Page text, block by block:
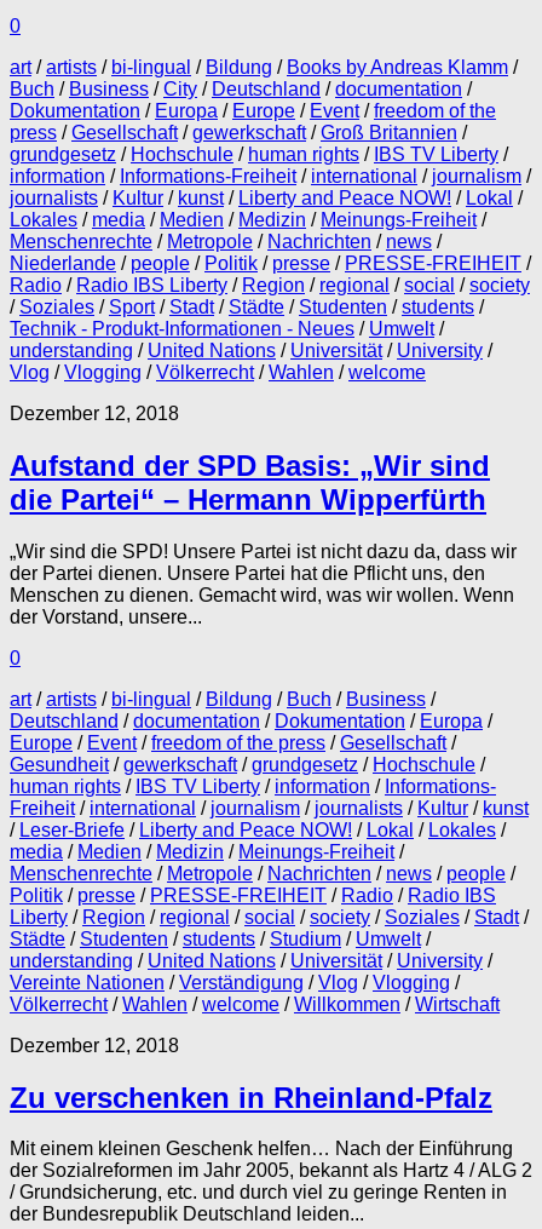
0
art/artists / bi-lingual / Bildung / Books by Andreas Klamm /
Buch / Business /City / Deutschland /documentation /
Dokumentation / Europa / Europe / Event/freedom of the
press /Gesellschaft/gewerkschaft/Groß Britannien /
grundgesetz / Hochschule / human rights / IBS TV Liberty /
information / Informations-Freiheit/ international / journalism /
journalists / Kultur / kunst/ Liberty and Peace NOW! / Lokal /
Lokales / media / Medien / Medizin / Meinungs-Freiheit/
Menschenrechte / Metropole / Nachrichten / news /
Niederlande / people / Politik / presse / PRESSE-FREIHEIT /
Radio / Radio IBS Liberty / Region / regional /social /society
/ Soziales / Sport/ Stadt/ Städte / Studenten /students /
Technik - Produkt-Informationen - Neues / Umwelt/
understanding / United Nations / Universität/ University /
Vlog /Vlogging /Völkerrecht/Wahlen /welcome
Dezember 12, 2018
Aufstand der SPD Basis: „Wir sind
die Partei“ – Hermann Wipperfürth
„Wir sind die SPD! Unsere Partei ist nicht dazu da, dass wir
der Partei dienen. Unsere Partei hat die Pflicht uns, den
Menschen zu dienen. Gemacht wird, was wir wollen. Wenn
der Vorstand, unsere...
0
art/artists / bi-lingual / Bildung / Buch / Business /
Deutschland /documentation / Dokumentation / Europa /
Europe / Event/freedom of the press /Gesellschaft/
Gesundheit/gewerkschaft/grundgesetz / Hochschule /
human rights / IBS TV Liberty / information / Informations-
Freiheit/ international / journalism / journalists / Kultur / kunst
/ Leser-Briefe / Liberty and Peace NOW! / Lokal / Lokales /
media / Medien / Medizin / Meinungs-Freiheit/
Menschenrechte / Metropole / Nachrichten / news / people /
Politik / presse / PRESSE-FREIHEIT / Radio / Radio IBS
Liberty / Region / regional /social /society / Soziales / Stadt/
Städte / Studenten /students / Studium / Umwelt/
understanding / United Nations / Universität/ University /
Vereinte Nationen /Verständigung /Vlog /Vlogging /
Völkerrecht/Wahlen /welcome /Willkommen /Wirtschaft
Dezember 12, 2018
Zu verschenken in Rheinland-Pfalz
Mit einem kleinen Geschenk helfen… Nach der Einführung
der Sozialreformen im Jahr 2005, bekannt als Hartz 4 / ALG 2
/ Grundsicherung, etc. und durch viel zu geringe Renten in
der Bundesrepublik Deutschland leiden...